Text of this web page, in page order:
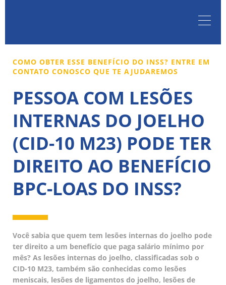
COMO OBTER ESSE BENEFÍCIO DO INSS? ENTRE EM
CONTATO CONOSCO QUE TE AJUDAREMOS
PESSOA COM LESÕES
INTERNAS DO JOELHO
(CID-10 M23) PODE TER
DIREITO AO BENEFÍCIO
BPC-LOAS DO INSS?
Você sabia que quem tem lesões internas do joelho pode
ter direito a um benefício que paga salário mínimo por
mês? As lesões internas do joelho, classificadas sob o
CID-10 M23, também são conhecidas como lesões
meniscais, lesões de ligamentos do joelho, lesões de